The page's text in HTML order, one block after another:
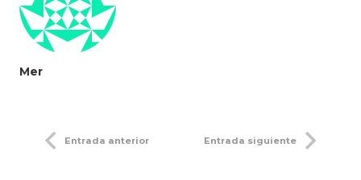
Mer
Entrada anterior Entrada siguiente